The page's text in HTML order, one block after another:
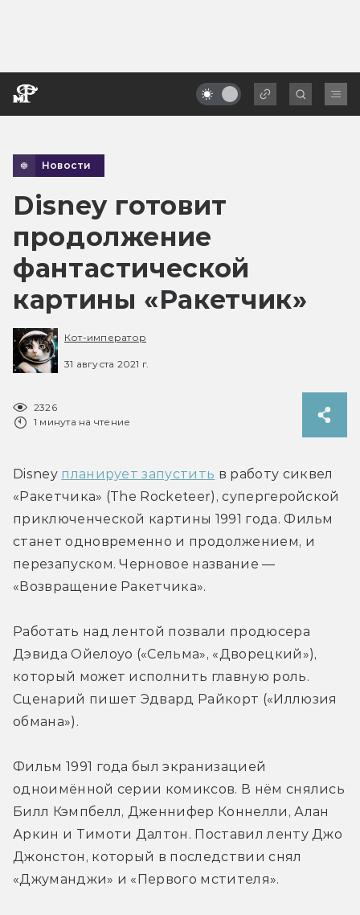
Новости
Disney готовит
продолжение
фантастической
картины «Ракетчик»
Кот-император
31 августа 2021 г.
2326
1 минута на чтение
Disney планирует запустить в работу сиквел
«Ракетчика» (The Rocketeer), супергеройской
приключенческой картины 1991 года. Фильм
станет одновременно и продолжением, и
перезапуском. Черновое название —
«Возвращение Ракетчика».
Работать над лентой позвали продюсера
Дэвида Ойелоуо («Сельма», «Дворецкий»),
который может исполнить главную роль.
Сценарий пишет Эдвард Райкорт («Иллюзия
обмана»).
Фильм 1991 года был экранизацией
одноимённой серии комиксов. В нём снялись
Билл Кэмпбелл, Дженнифер Коннелли, Алан
Аркин и Тимоти Далтон. Поставил ленту Джо
Джонстон, который в последствии снял
«Джуманджи» и «Первого мстителя».